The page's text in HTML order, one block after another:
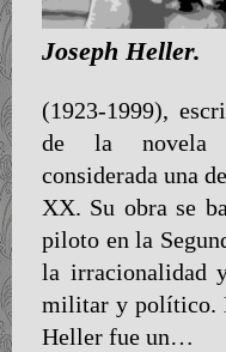
Joseph Heller.
(1923-1999),
de la novela
considerada una
XX. Su obra se
piloto en la
la irracionalidad
militar y político.
Heller fue un…